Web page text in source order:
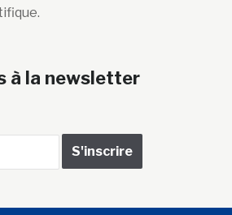
à la newsletter